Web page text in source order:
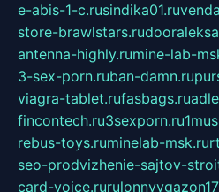
e-abis-1-c.rusindika01.ru
store-brawlstars.ru
antenna-highly.rumine-lab-
3-sex-porn.ruban-damn.ru
viagra-tablet.rufasbags.ru
fincontech.ru3sexporn.ru
rebus-toys.ruminelab-msk.ru
seo-prodvizhenie-sajtov-
card-voice.ru